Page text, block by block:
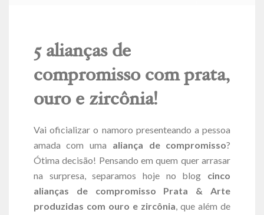
5 alianças de
compromisso com prata,
ouro e zircônia!
Vai oficializar o namoro presenteando a pessoa
amada com uma aliança de compromisso?
Ótima decisão! Pensando em quem quer arrasar
na surpresa, separamos hoje no blog cinco
alianças de compromisso Prata & Arte
produzidas com ouro e zircônia, que além de